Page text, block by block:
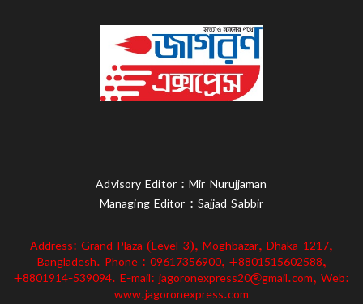
Advisory Editor : Mir Nurujjaman
Managing Editor : Sajjad Sabbir
Address: Grand Plaza (Level-3), Moghbazar, Dhaka-1217,
Bangladesh. Phone : 09617356900, +8801515602588,
+8801914-539094. E-mail: jagoronexpress20@gmail.com, Web:
www.jagoronexpress.com